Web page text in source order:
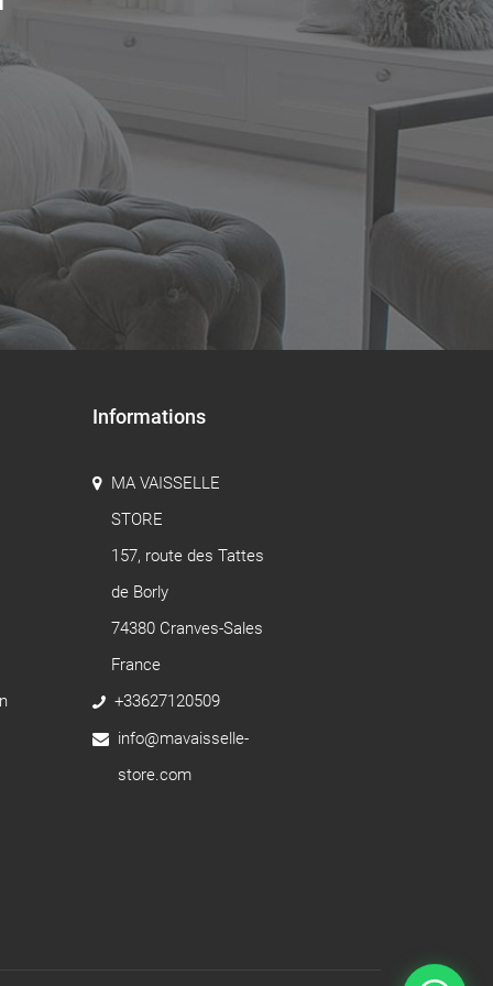
Informations
MA VAISSELLE
STORE
157, route des Tattes
de Borly
74380 Cranves-Sales
France
+33627120509
info@mavaisselle-
store.com